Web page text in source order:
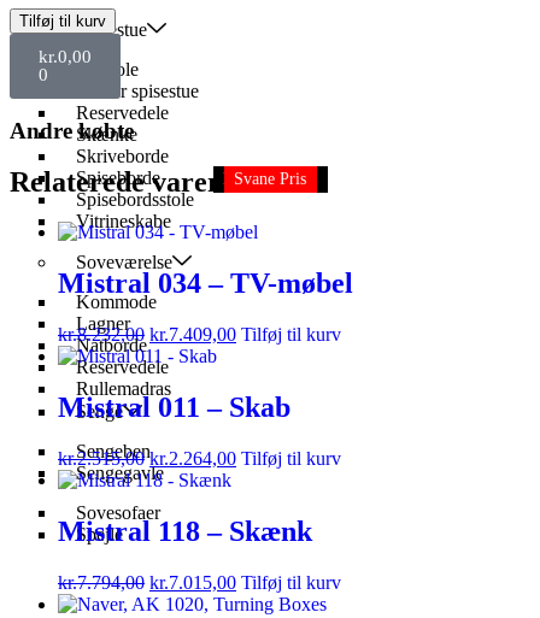
Spisestue
Barstole
Reoler spisestue
Reservedele
Skænke
Skriveborde
Spiseborde
Spisebordsstole
Vitrineskabe
Soveværelse
Kommode
Lagner
Natborde
Reservedele
Rullemadras
Senge
Sengeben
Sengegavle
Sovesofaer
Spejle
Tilføj til kurv
kr.0,00
0
Andre købte
Relaterede varer KAMPAGNE
Mistral 034 – TV-møbel
kr.8.232,00 kr.7.409,00 Tilføj til kurv
KAMPAGNE
Mistral 011 – Skab
kr.2.515,00 kr.2.264,00 Tilføj til kurv
KAMPAGNE
Mistral 118 – Skænk
kr.7.794,00 kr.7.015,00 Tilføj til kurv
Svane Pris
Svane Pris